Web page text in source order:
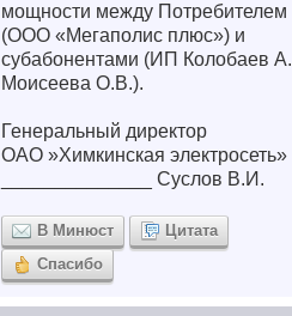
мощности между Потребителем
(ООО «Мегаполис плюс») и
субабонентами (ИП Колобаев
Моисеева О.В.).
Генеральный директор
ОАО »Химкинская электросеть»
______________ Суслов В.И.
В Минюст
Цитата
Спасибо